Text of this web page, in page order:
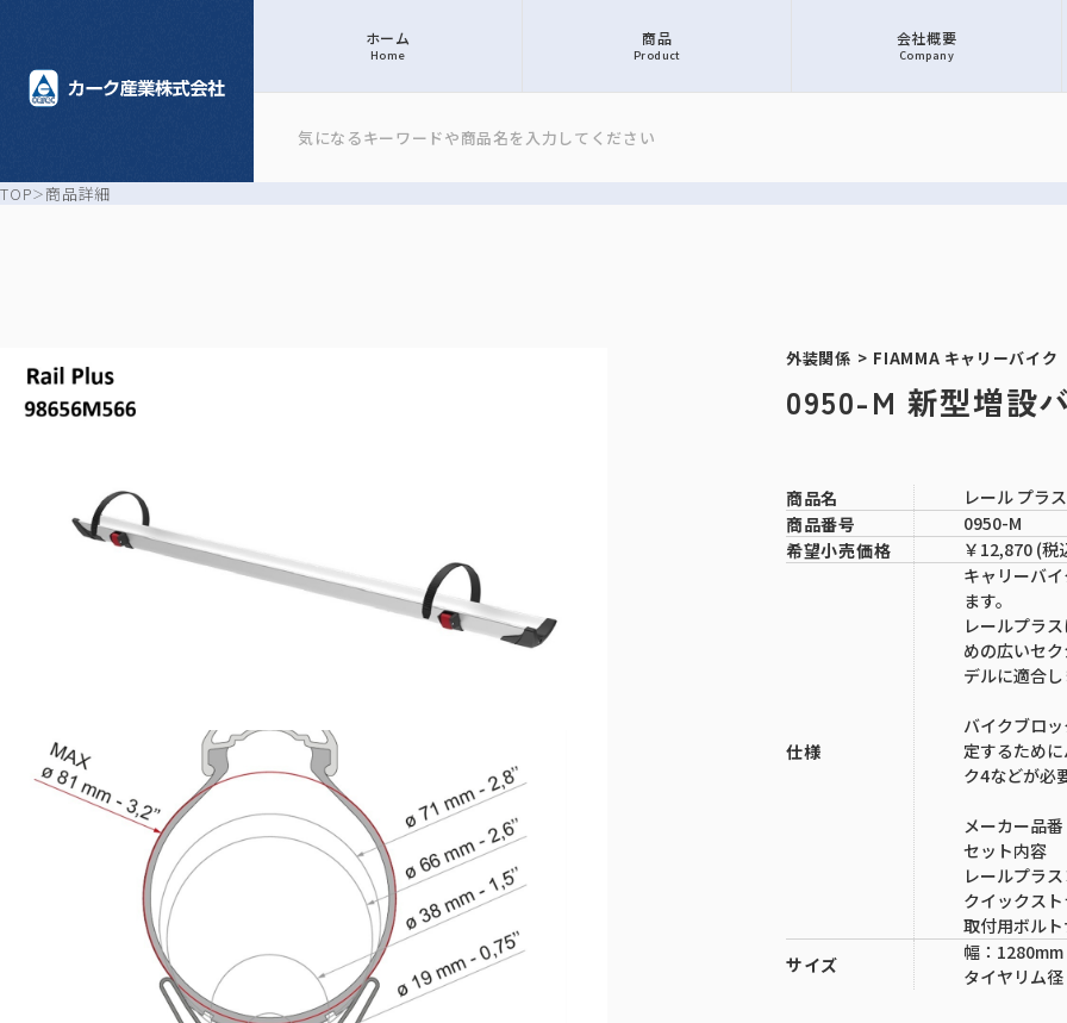
ホーム
Home
商品
Product
会社概要
Company
TOP 商品詳細
外装関係 > FIAMMA キャリーバイク
0950-M 新型増設
商品名
レール プラス
商品番号
0950-M
希望小売価格
￥12,870 (税
仕様
キャリーバ
ます。
レールプラ
めの広いセ
デルに適合
バイクブロ
定するため
ク4などが必
メーカー品
セット内容
レールプラ
クイックス
取付用ボル
サイズ
幅：1280mm
タイヤリム